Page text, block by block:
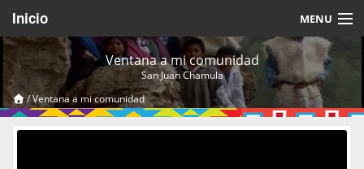
Inicio MENU
Acerca de
Videos Temáticos
Cerrar Sesión
Ventana a mi comunidad
San Juan Chamula
/Ventana a mi comunidad